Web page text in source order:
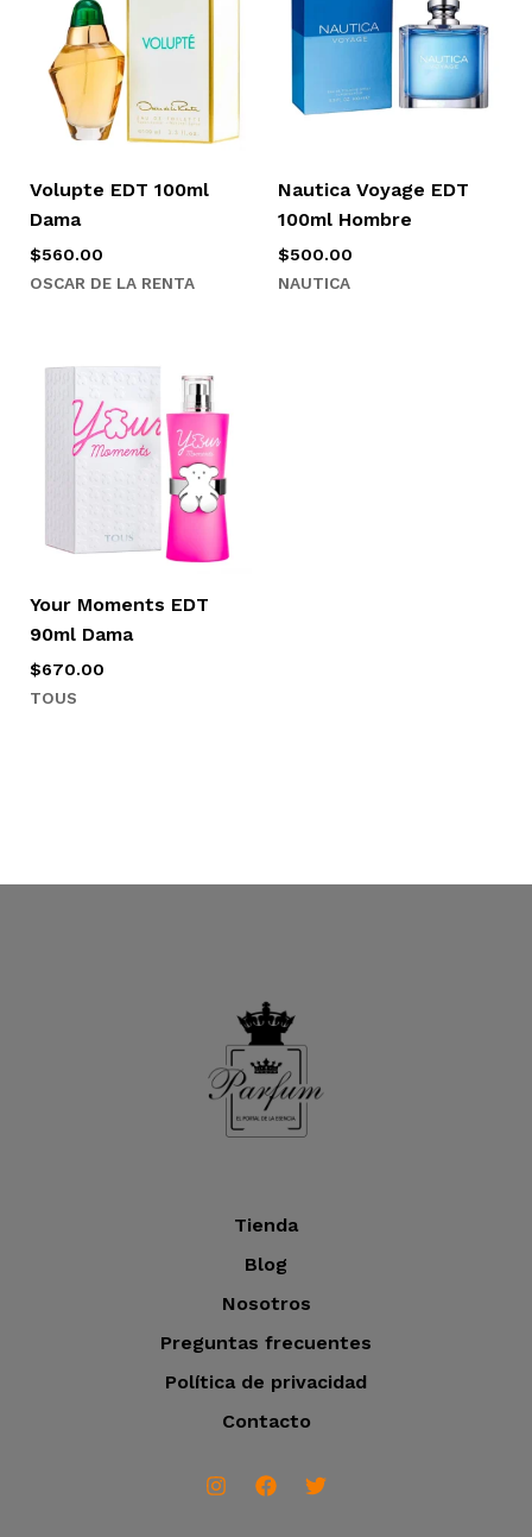
Volupte EDT 100ml
Dama
$560.00
OSCAR DE LA RENTA
Nautica Voyage EDT
100ml Hombre
$500.00
NAUTICA
Your Moments EDT
90ml Dama
$670.00
TOUS
Tienda
Blog
Nosotros
Preguntas frecuentes
Política de privacidad
Contacto